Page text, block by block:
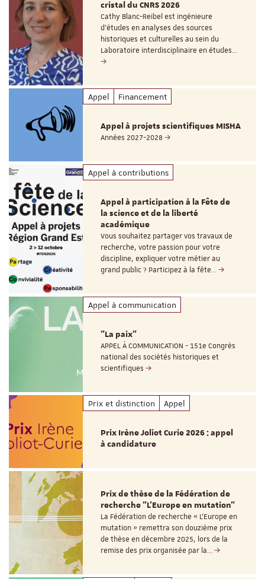
cristal du CNRS 2026
Cathy Blanc-Reibel est ingénieure
d’études en analyses des sources
historiques et culturelles au sein du
Laboratoire interdisciplinaire en études…
Appel Financement
Appel à projets scientifiques MISHA
Années 2027-2028
Appel à contributions
Appel à participation à la Fête de
la science et de la liberté
académique
Vous souhaitez partager vos travaux de
recherche, votre passion pour votre
discipline, expliquer votre métier au
grand public ? Participez à la fête…
Appel à communication
"La paix"
APPEL À COMMUNICATION - 151e Congrès
national des sociétés historiques et
scientifiques
Prix et distinction Appel
Prix Irène Joliot Curie 2026 : appel
à candidature
Prix de thèse de la Fédération de
recherche "L’Europe en mutation"
La Fédération de recherche « L’Europe en
mutation » remettra son douzième prix
de thèse en décembre 2025, lors de la
remise des prix organisée par la…